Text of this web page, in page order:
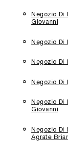
Negozio Di
Giovanni
Negozio Di
Negozio Di
Negozio Di
Negozio Di
Giovanni
Negozio Di
Agrate